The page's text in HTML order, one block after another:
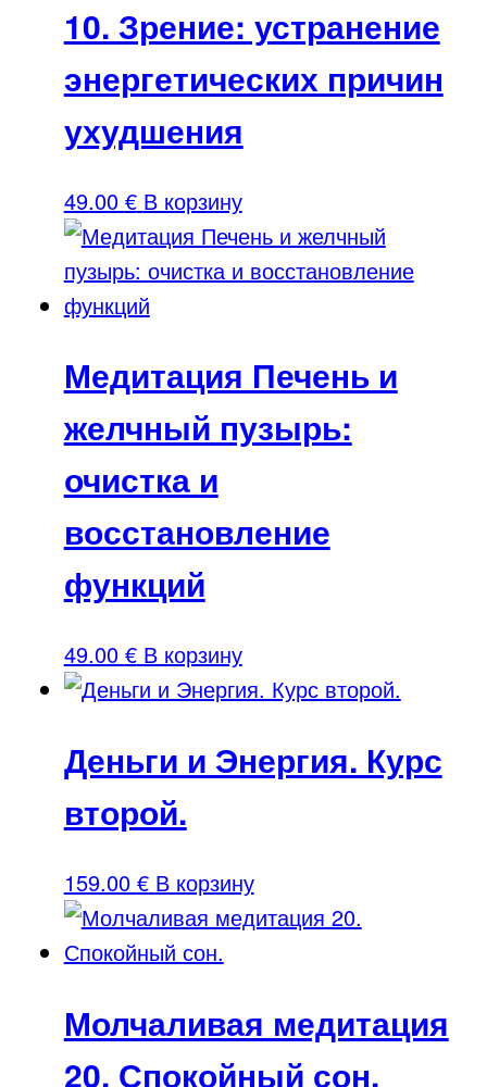
10. Зрение: устранение
энергетических причин
ухудшения
49.00 € В корзину
Медитация Печень и
желчный пузырь:
очистка и
восстановление
функций
49.00 € В корзину
Деньги и Энергия. Курс
второй.
159.00 € В корзину
Молчаливая медитация
20. Спокойный сон.